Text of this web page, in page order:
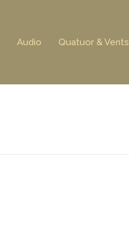
Audio Quatuor & Vents